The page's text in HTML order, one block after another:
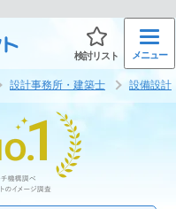
検討リスト メニュー
設計事務所・建築士 設備設計